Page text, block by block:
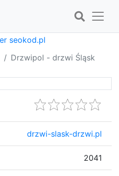
Drzwipol - drzwi Śląsk
drzwi-slask-drzwi.pl
2041